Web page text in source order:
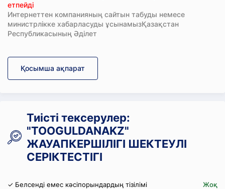
етпейді
Интернеттен компанияның сайтын табуды немесе
министрлікке хабарласуды ұсынамызҚазақстан
Республикасының Әділет
Қосымша ақпарат
Тиісті тексерулер:
"TOOGULDANAKZ"
ЖАУАПКЕРШІЛІГІ ШЕКТЕУЛІ
СЕРІКТЕСТІГІ
✓ Белсенді емес кәсіпорындардың тізілімі
Жоқ